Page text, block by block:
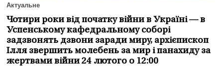
Актуальне
Чотири роки від початку війни в Україні — в
Успенському кафедральному соборі
задзвонять дзвони заради миру, архієпископ
Ілля звершить молебень за мир і панахиду за
жертвами війни 24 лютого о 12:00